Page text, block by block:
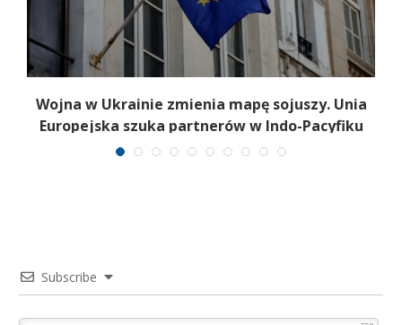
Wojna w Ukrainie zmienia mapę sojuszy. Unia
Europejska szuka partnerów w Indo-Pacyfiku
Subscribe